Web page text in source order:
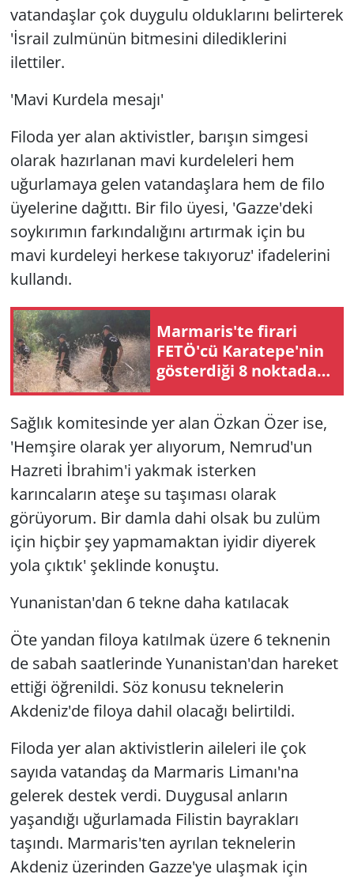
vatandaşlar çok duygulu olduklarını belirterek
'İsrail zulmünün bitmesini dilediklerini
ilettiler.
'Mavi Kurdela mesajı'
Filoda yer alan aktivistler, barışın simgesi
olarak hazırlanan mavi kurdeleleri hem
uğurlamaya gelen vatandaşlara hem de filo
üyelerine dağıttı. Bir filo üyesi, 'Gazze'deki
soykırımın farkındalığını artırmak için bu
mavi kurdeleyi herkese takıyoruz' ifadelerini
kullandı.
Marmaris'te firari
FETÖ'cü Karatepe'nin
gösterdiği 8 noktada
keşif yapıldı
Sağlık komitesinde yer alan Özkan Özer ise,
'Hemşire olarak yer alıyorum, Nemrud'un
Hazreti İbrahim'i yakmak isterken
karıncaların ateşe su taşıması olarak
görüyorum. Bir damla dahi olsak bu zulüm
için hiçbir şey yapmamaktan iyidir diyerek
yola çıktık' şeklinde konuştu.
Yunanistan'dan 6 tekne daha katılacak
Öte yandan filoya katılmak üzere 6 teknenin
de sabah saatlerinde Yunanistan'dan hareket
ettiği öğrenildi. Söz konusu teknelerin
Akdeniz'de filoya dahil olacağı belirtildi.
Filoda yer alan aktivistlerin aileleri ile çok
sayıda vatandaş da Marmaris Limanı'na
gelerek destek verdi. Duygusal anların
yaşandığı uğurlamada Filistin bayrakları
taşındı. Marmaris'ten ayrılan teknelerin
Akdeniz üzerinden Gazze'ye ulaşmak için